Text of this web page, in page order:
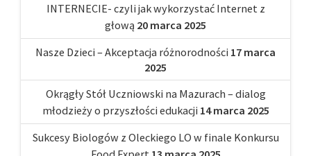
INTERNECIE- czyli jak wykorzystać Internet z
głową 20 marca 2025
Nasze Dzieci – Akceptacja różnorodności 17 marca
2025
Okrągły Stół Uczniowski na Mazurach – dialog
młodzieży o przyszłości edukacji 14 marca 2025
Sukcesy Biologów z Oleckiego LO w finale Konkursu